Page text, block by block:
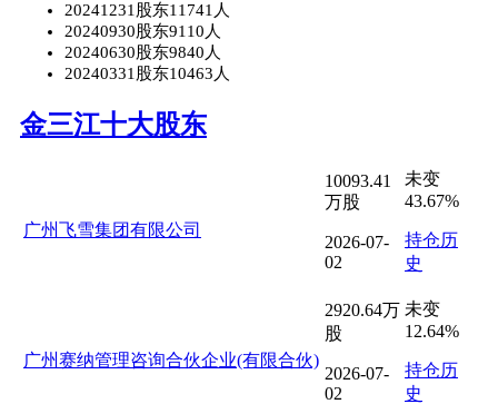
20241231股东11741人
20240930股东9110人
20240630股东9840人
20240331股东10463人
金三江十大股东
广州飞雪集团有限公司
10093.41
万股
2026-07-
02
未变
43.67%
持仓历
史
广州赛纳管理咨询合伙企业(有限合伙)
2920.64万
股
2026-07-
02
未变
12.64%
持仓历
史